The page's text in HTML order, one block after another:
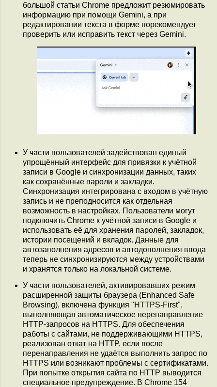
большой статьи Chrome предложит резюмировать
информацию при помощи Gemini, а при
редактировании текста в форме порекомендует
проверить или исправить текст через Gemini.
У части пользователей задействован единый
упрощённый интерфейс для привязки к учётной
записи в Google и синхронизации данных, таких
как сохранённые пароли и закладки.
Синхронизация интегрирована с входом в учётную
запись и не преподносится как отдельная
возможность в настройках. Пользователи могут
подключить Chrome к учётной записи в Google и
использовать её для хранения паролей, закладок,
истории посещений и вкладок. Данные для
автозаполнения адресов и автодополнения ввода
теперь не синхронизируются между устройствами
и хранятся только на локальной системе.
У части пользователей, активировавших режим
расширенной защиты браузера (Enhanced Safe
Browsing), включена функция "HTTPS-First",
выполняющая автоматическое перенаправление
HTTP-запросов на HTTPS. Для обеспечения
работы с сайтами, не поддерживающими HTTPS,
реализован откат на HTTP, если после
перенаправления не удаётся выполнить запрос по
HTTPS или возникают проблемы с сертификатами.
При попытке открытия сайта по HTTP выводится
специальное предупреждение. В Chrome 154